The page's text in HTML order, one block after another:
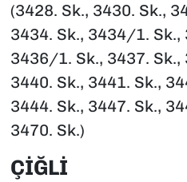
(3428. Sk., 3430. Sk.,
3434. Sk., 3434/1. Sk.,
3436/1. Sk., 3437. Sk.,
3440. Sk., 3441. Sk.,
3444. Sk., 3447. Sk.,
3470. Sk.)
ÇİĞLİ